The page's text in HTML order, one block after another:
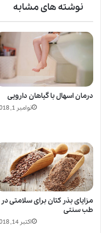
نوشته های مشابه
درمان اسهال با گیاهان دارویی
نوامبر 1, 2018
مزایای بذر کتان برای سلامتی در
طب سنتی
اکتبر 14, 2018